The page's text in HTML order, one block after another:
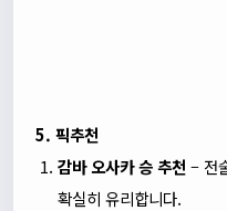
5. 픽추천
감바 오사카 승 추천 – 전
확실히 유리합니다.